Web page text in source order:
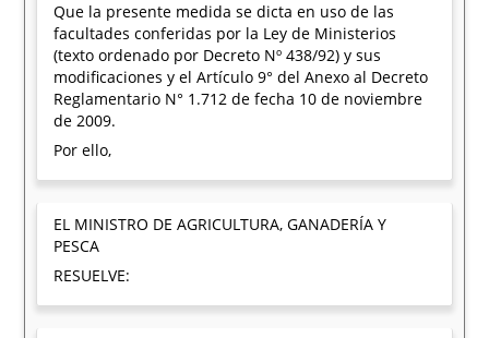
Que la presente medida se dicta en uso de las
facultades conferidas por la Ley de Ministerios
(texto ordenado por Decreto Nº 438/92) y sus
modificaciones y el Artículo 9° del Anexo al Decreto
Reglamentario N° 1.712 de fecha 10 de noviembre
de 2009.
Por ello,
EL MINISTRO DE AGRICULTURA, GANADERÍA Y
PESCA
RESUELVE: